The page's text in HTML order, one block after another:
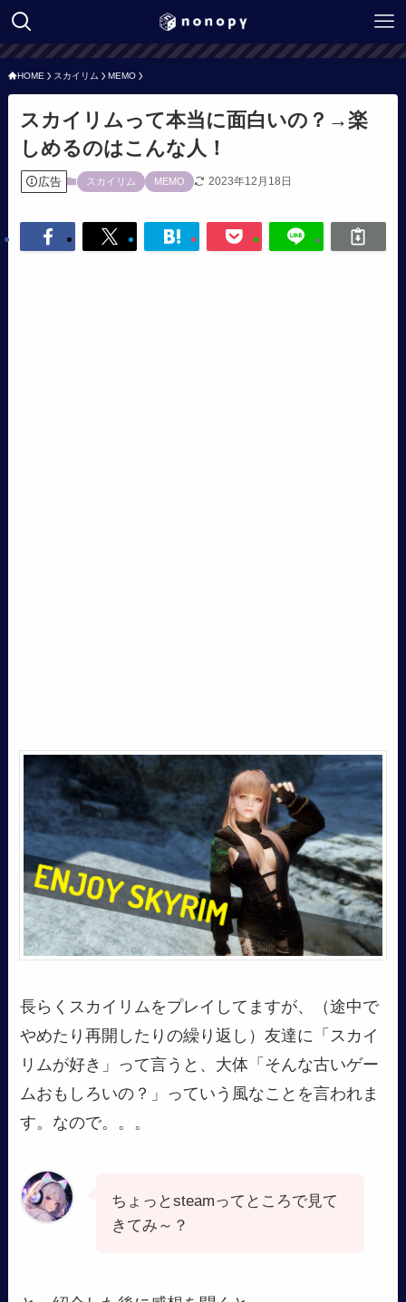
HOME スカイリム MEMO
スカイリムって本当に面白いの？→楽
しめるのはこんな人！
広告 スカイリム MEMO 2023年12月18日
長らくスカイリムをプレイしてますが、（途中で
やめたり再開したりの繰り返し）友達に「スカイ
リムが好き」って言うと、大体「そんな古いゲー
ムおもしろいの？」っていう風なことを言われま
す。なので。。。
ちょっとsteamってところで見て
きてみ～？